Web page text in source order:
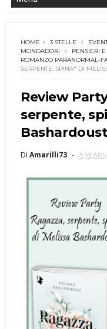
HOME 3 STELLE
MONDADORI
PENSIERI
ROMANZO PARANORMAL-
SERPENTE, SPINA" DI
Review
serpente,
Di Amarilli73 5